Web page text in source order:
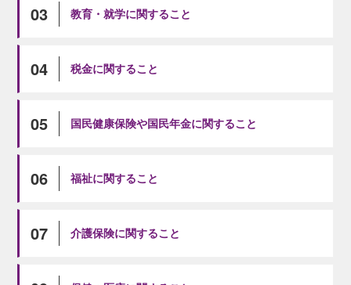
03 教育・就学に関すること
04 税金に関すること
05 国民健康保険や国民年金に関すること
06 福祉に関すること
07 介護保険に関すること